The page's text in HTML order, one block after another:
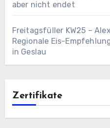
aber nicht endet
Freitagsfüller KW25 –
Regionale Eis-
in Geslau
Zertifikate